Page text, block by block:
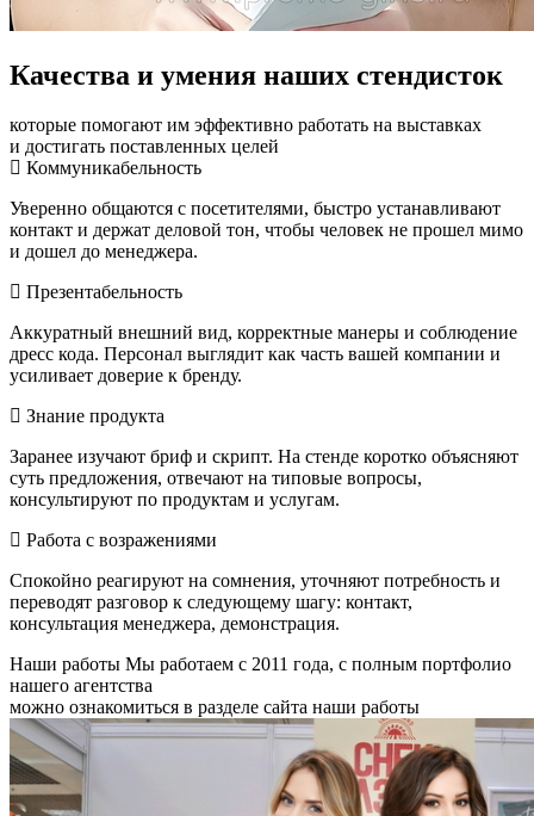
Качества и умения наших стендисток
которые помогают им эффективно работать на выставках
и достигать поставленных целей
Коммуникабельность
Уверенно общаются с посетителями, быстро устанавливают
контакт и держат деловой тон, чтобы человек не прошел мимо
и дошел до менеджера.
Презентабельность
Аккуратный внешний вид, корректные манеры и соблюдение
дресс кода. Персонал выглядит как часть вашей компании и
усиливает доверие к бренду.
Знание продукта
Заранее изучают бриф и скрипт. На стенде коротко объясняют
суть предложения, отвечают на типовые вопросы,
консультируют по продуктам и услугам.
Работа с возражениями
Спокойно реагируют на сомнения, уточняют потребность и
переводят разговор к следующему шагу: контакт,
консультация менеджера, демонстрация.
Наши работы Мы работаем с 2011 года, с полным портфолио
нашего агентства
можно ознакомиться в разделе сайта наши работы